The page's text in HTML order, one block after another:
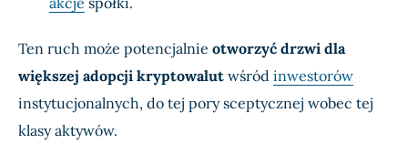
Ten ruch może potencjalnie otworzyć drzwi dla
większej adopcji kryptowalut wśród inwestorów
instytucjonalnych, do tej pory sceptycznej wobec tej
klasy aktywów.